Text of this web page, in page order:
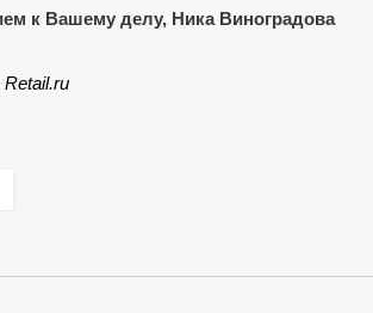
к Вашему делу, Ника Виноградова
Retail.ru